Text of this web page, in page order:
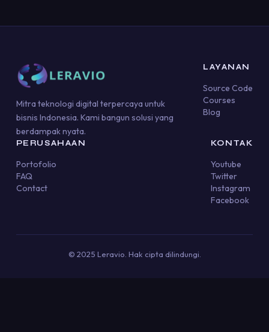
Mitra teknologi digital terpercaya untuk
bisnis Indonesia. Kami bangun solusi yang
berdampak nyata.
LAYANAN
Source Code
Courses
Blog
PERUSAHAAN
Portofolio
FAQ
Contact
KONTAK
Youtube
Twitter
Instagram
Facebook
© 2025 Leravio. Hak cipta dilindungi.